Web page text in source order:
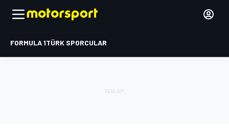
FORMULA 1TÜRK SPORCULAR